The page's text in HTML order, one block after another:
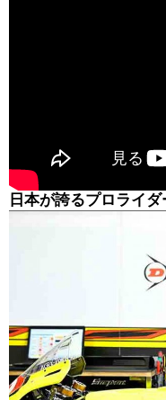
日本が誇るプロライダ